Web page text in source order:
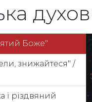
Боже"
знижайтеся" /
і різдвяний